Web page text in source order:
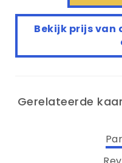
Bekijk prijs van
Gerelateerde